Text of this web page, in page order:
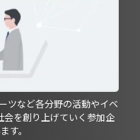
ツなど各分野の活動やイベ
会を創り上げていく参加企
す。